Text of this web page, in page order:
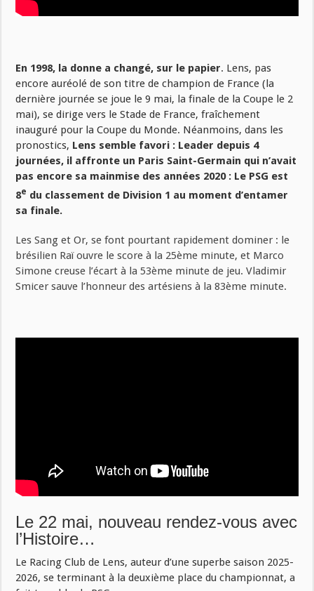
En 1998, la donne a changé, sur le papier. Lens, pas
encore auréolé de son titre de champion de France (la
dernière journée se joue le 9 mai, la finale de la Coupe le 2
mai), se dirige vers le Stade de France, fraîchement
inauguré pour la Coupe du Monde. Néanmoins, dans les
pronostics, Lens semble favori : Leader depuis 4
journées, il affronte un Paris Saint-Germain qui n’avait
pas encore sa mainmise des années 2020 : Le PSG est
8e du classement de Division 1 au moment d’entamer
sa finale.
Les Sang et Or, se font pourtant rapidement dominer : le
brésilien Raï ouvre le score à la 25ème minute, et Marco
Simone creuse l’écart à la 53ème minute de jeu. Vladimir
Smicer sauve l’honneur des artésiens à la 83ème minute.
Le 22 mai, nouveau rendez-vous avec
l’Histoire…
Le Racing Club de Lens, auteur d’une superbe saison 2025-
2026, se terminant à la deuxième place du championnat, a